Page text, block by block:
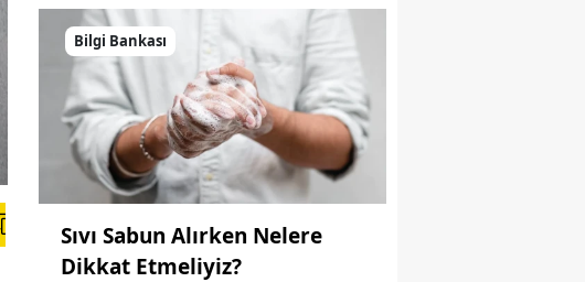
Şanlıurfa
Uşak
Van
Yozgat
Aksaray
Bilgi Bankası
Sıvı Sabun Alırken Nelere
Dikkat Etmeliyiz?